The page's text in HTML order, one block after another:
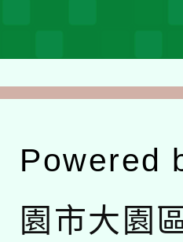
Powered
園市大園